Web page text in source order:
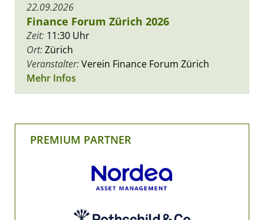
22.09.2026
Finance Forum Zürich 2026
Zeit: 11:30 Uhr
Ort:Zürich
Veranstalter:Verein Finance Forum Zürich
Mehr Infos
PREMIUM PARTNER